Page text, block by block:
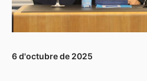
6 d'octubre de 2025